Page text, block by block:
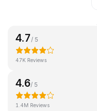
4.7 / 5
47K Reviews
4.6/ 5
1.4M Reviews